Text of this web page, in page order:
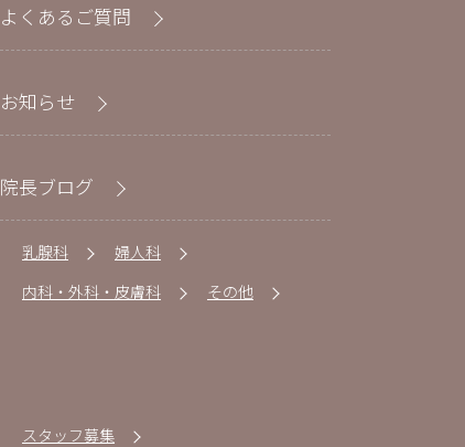
よくあるご質問
お知らせ
院長ブログ
乳腺科
婦人科
内科・外科・皮膚科
その他
スタッフ募集